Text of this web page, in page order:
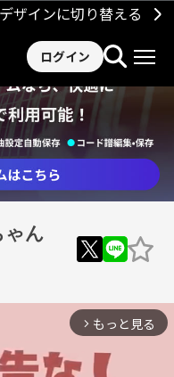
ザインに切り替える
ログイン
ゃん
arrow_forward_ios もっと見る